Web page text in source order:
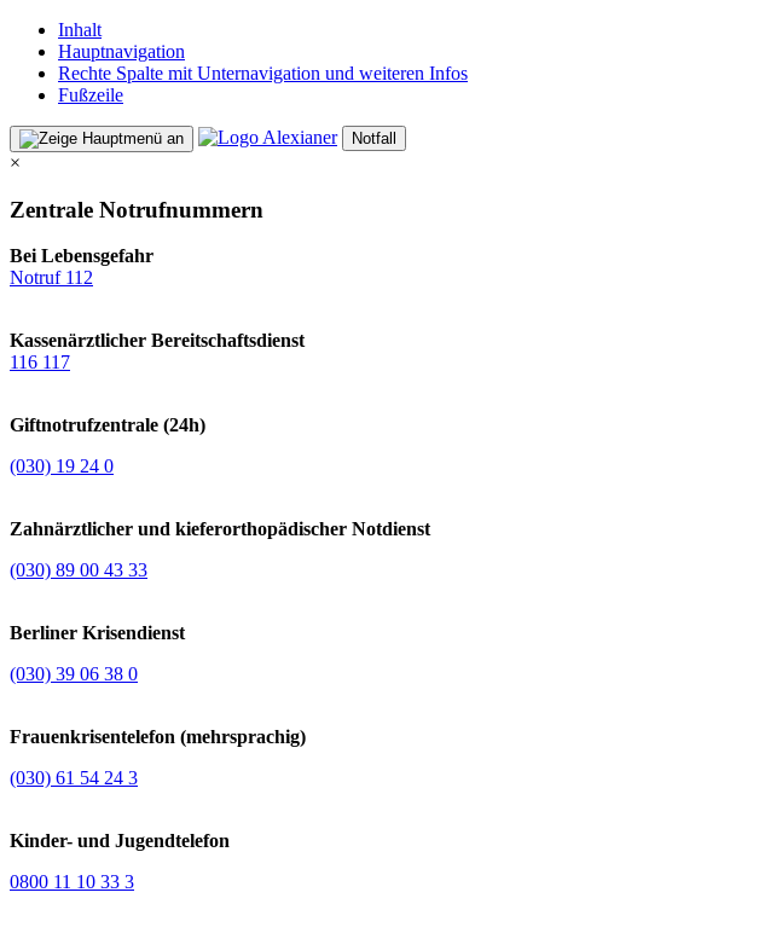
Inhalt
Hauptnavigation
Rechte Spalte mit Unternavigation und weiteren Infos
Fußzeile
Notfall
×
Zentrale Notrufnummern
Bei Lebensgefahr
Notruf 112
Kassenärztlicher Bereitschaftsdienst
116 117
Giftnotrufzentrale (24h)
(030) 19 24 0
Zahnärztlicher und kieferorthopädischer Notdienst
(030) 89 00 43 33
Berliner Krisendienst
(030) 39 06 38 0
Frauenkrisentelefon (mehrsprachig)
(030) 61 54 24 3
Kinder- und Jugendtelefon
0800 11 10 33 3